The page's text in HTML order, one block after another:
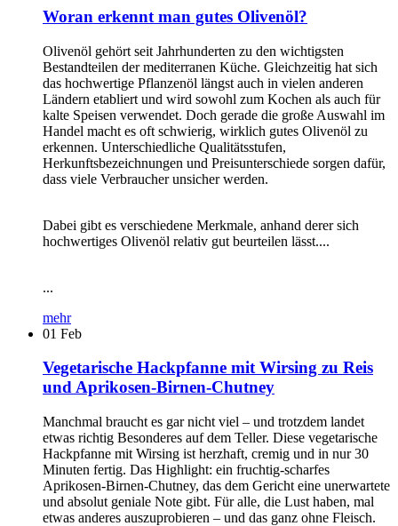
Woran erkennt man gutes Olivenöl?
Olivenöl gehört seit Jahrhunderten zu den wichtigsten
Bestandteilen der mediterranen Küche. Gleichzeitig hat sich
das hochwertige Pflanzenöl längst auch in vielen anderen
Ländern etabliert und wird sowohl zum Kochen als auch für
kalte Speisen verwendet. Doch gerade die große Auswahl im
Handel macht es oft schwierig, wirklich gutes Olivenöl zu
erkennen. Unterschiedliche Qualitätsstufen,
Herkunftsbezeichnungen und Preisunterschiede sorgen dafür,
dass viele Verbraucher unsicher werden.
Dabei gibt es verschiedene Merkmale, anhand derer sich
hochwertiges Olivenöl relativ gut beurteilen lässt....
...
mehr
01 Feb
Vegetarische Hackpfanne mit Wirsing zu Reis
und Aprikosen-Birnen-Chutney
Manchmal braucht es gar nicht viel – und trotzdem landet
etwas richtig Besonderes auf dem Teller. Diese vegetarische
Hackpfanne mit Wirsing ist herzhaft, cremig und in nur 30
Minuten fertig. Das Highlight: ein fruchtig-scharfes
Aprikosen-Birnen-Chutney, das dem Gericht eine unerwartete
und absolut geniale Note gibt. Für alle, die Lust haben, mal
etwas anderes auszuprobieren – und das ganz ohne Fleisch.